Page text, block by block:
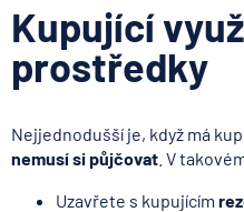
Kupující
prostředky
Nejjednodušší je, když má
nemusí si půjčovat . V
Uzavřete s kupujícím